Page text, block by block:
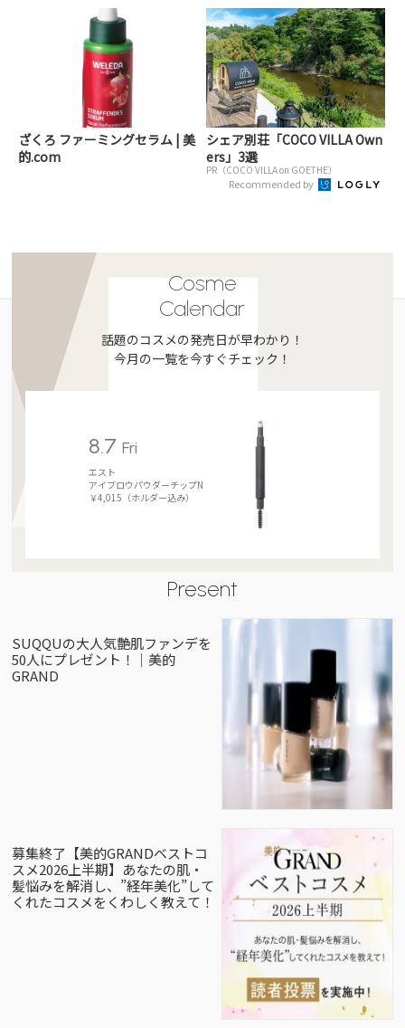
ざくろ ファーミングセラム | 美
的.com
シェア別荘「COCO VILLA Own
ers」3選
PR（COCO VILLA on GOETHE）
Recommended by
Cosme
Calendar
話題のコスメの発売日が早わかり！
今月の一覧を今すぐチェック！
8.7 Fri
エスト
アイブロウパウダーチップN
￥4,015（ホルダー込み）
Present
SUQQUの大人気艶肌ファンデを
50人にプレゼント！｜美的
GRAND
募集終了【美的GRANDベストコ
スメ2026上半期】あなたの肌・
髪悩みを解消し、”経年美化”して
くれたコスメをくわしく教えて！